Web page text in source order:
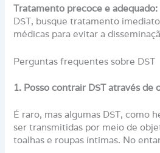
Tratamento precoce e adequado:
DST, busque tratamento
médicas para evitar a
Perguntas frequentes sobre DST
1. Posso contrair DST através de
É raro, mas algumas DST, como
ser transmitidas por meio de
toalhas e roupas íntimas. No